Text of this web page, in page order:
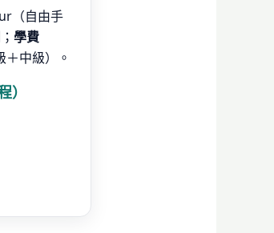
（自由手
學費
中級）。